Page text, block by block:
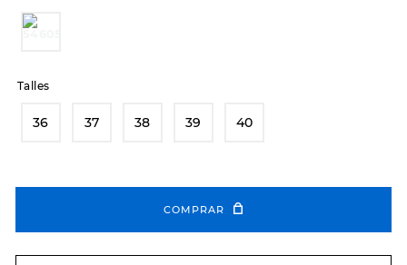
Talles
36 37 38 39 40
COMPRAR